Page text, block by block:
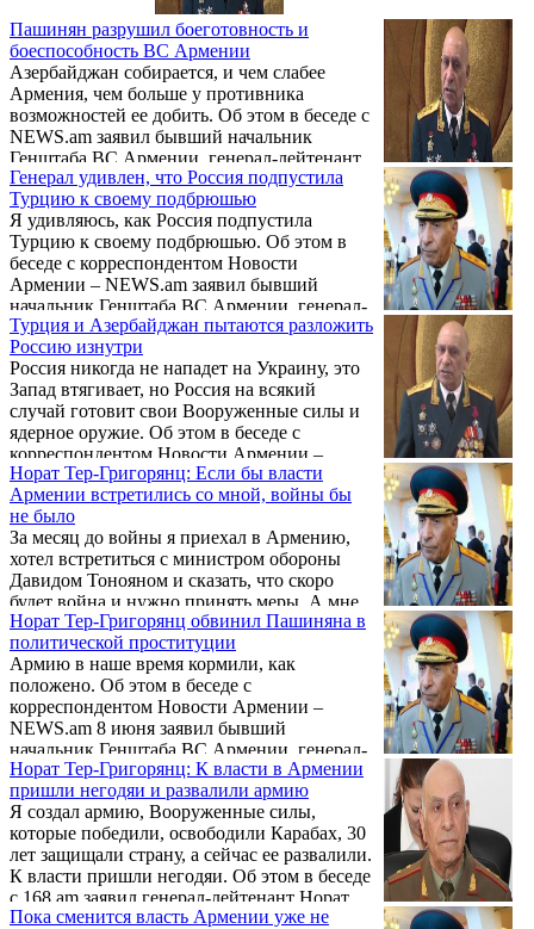
Пашинян разрушил боеготовность и
боеспособность ВС Армении
Азербайджан собирается, и чем слабее
Армения, чем больше у противника
возможностей ее добить. Об этом в беседе с
NEWS.am заявил бывший начальник
Генштаба ВС Армении, генерал-лейтенант
Норат Тер-Григорянц. Он затруднился
сказать, когда именно Азербайджан может
совершить новую агрессию.
Генерал удивлен, что Россия подпустила
Турцию к своему подбрюшью
Я удивляюсь, как Россия подпустила
Турцию к своему подбрюшью. Об этом в
беседе с корреспондентом Новости
Армении – NEWS.am заявил бывший
начальник Генштаба ВС Армении, генерал-
лейтенант Норат Тер-Григорянц.
Турция и Азербайджан пытаются разложить
Россию изнутри
Россия никогда не нападет на Украину, это
Запад втягивает, но Россия на всякий
случай готовит свои Вооруженные силы и
ядерное оружие. Об этом в беседе с
корреспондентом Новости Армении –
NEWS.am заявил бывший начальник
Генштаба ВС Армении, генерал-лейтенант
Норат Тер-Григорянц.
Норат Тер-Григорянц: Если бы власти
Армении встретились со мной, войны бы
не было
За месяц до войны я приехал в Армению,
хотел встретиться с министром обороны
Давидом Тонояном и сказать, что скоро
будет война и нужно принять меры. А мне
сообщают, что он передал: "Завтра
заседание, я не смогу с Вами встретиться".
Сволочь. Об этом, как сообщает Новости
Армении - NEWS.am, в беседе с
корреспондентом Новости Армении –
NEWS.am 8 июня заявил бывший
начальник Генштаба ВС Армении, генерал-
лейтенант Норат Тер-Григорянц.
Норат Тер-Григорянц обвинил Пашиняна в
политической проституции
Армию в наше время кормили, как
положено. Об этом в беседе с
корреспондентом Новости Армении –
NEWS.am 8 июня заявил бывший
начальник Генштаба ВС Армении, генерал-
лейтенант Норат Тер- Григорянц.
Норат Тер-Григорянц: К власти в Армении
пришли негодяи и развалили армию
Я создал армию, Вооруженные силы,
которые победили, освободили Карабах, 30
лет защищали страну, а сейчас ее развалили.
К власти пришли негодяи. Об этом в беседе
с 168.am заявил генерал-лейтенант Норат
Тер-Григорянц. «Кто вообще руководит
Пока сменится власть Армении уже не